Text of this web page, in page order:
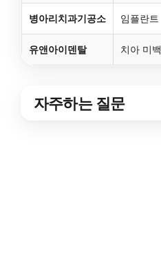
병아리치과기공소 임플란트
유앤아이덴탈 치아 미백
자주하는 질문